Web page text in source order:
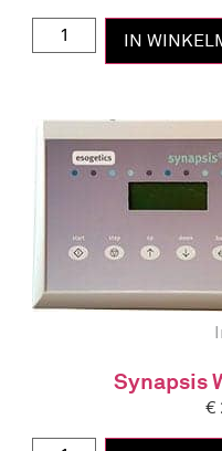
IN
Synapsis
€